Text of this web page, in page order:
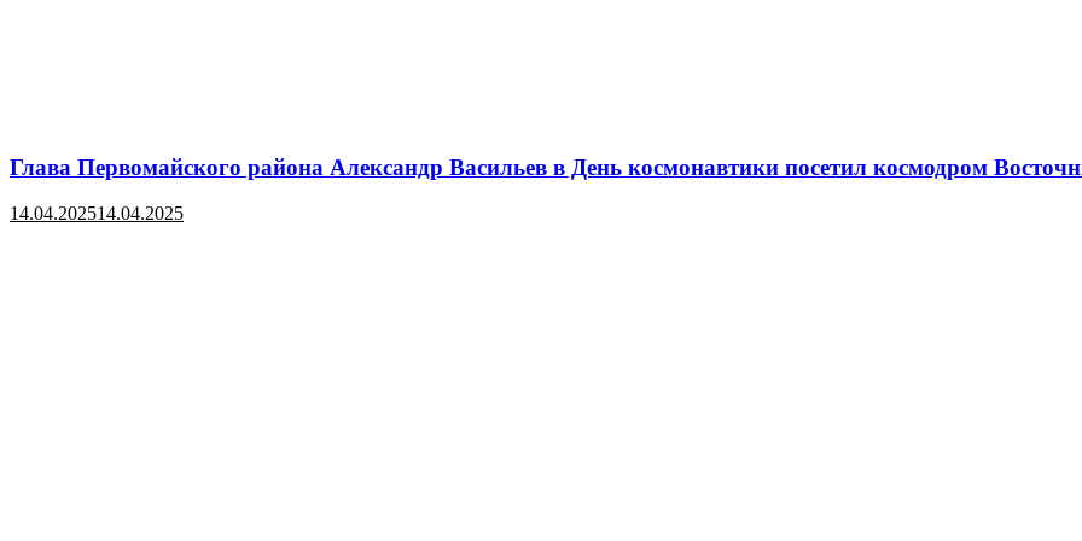
Глава Первомайского района Александр Васильев в День космонавтики посетил космодром
14.04.202514.04.2025